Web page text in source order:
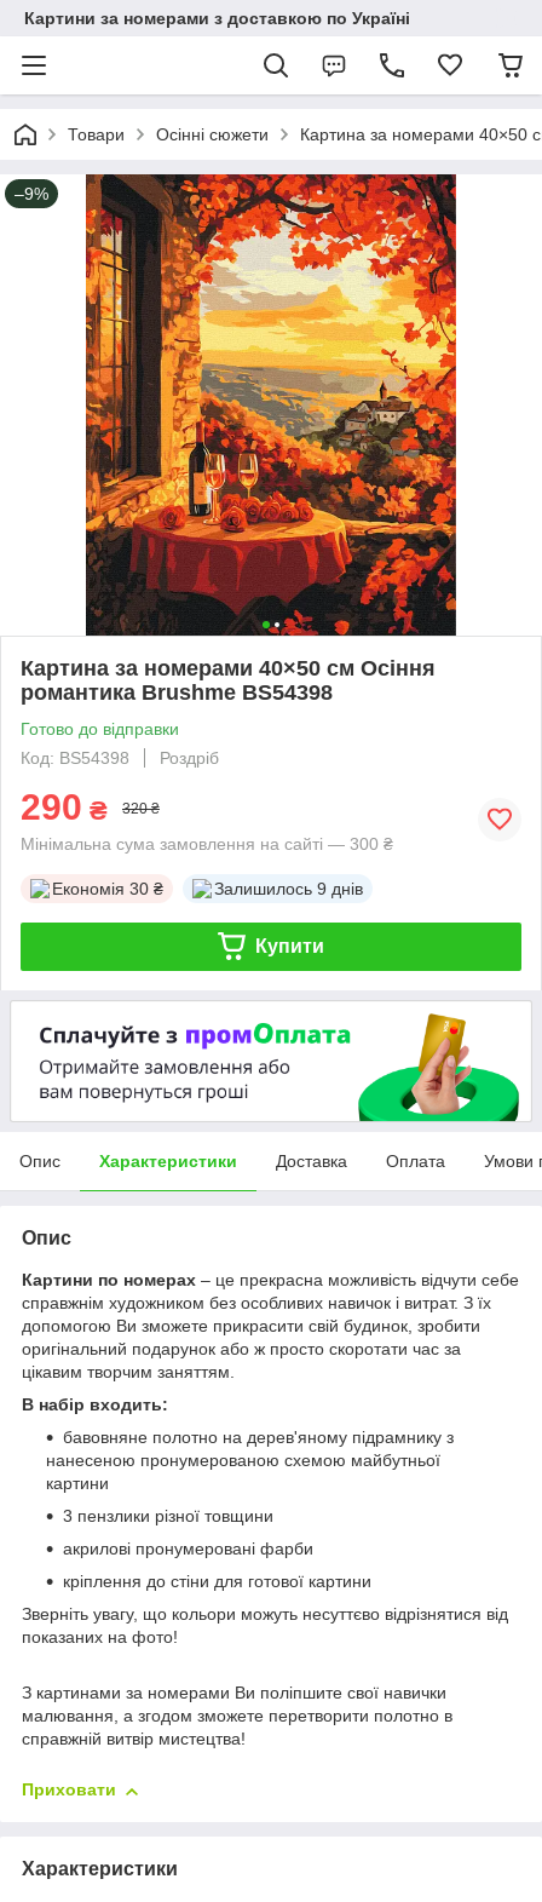
Картини за номерами з доставкою по Україні
Товари Осінні сюжети Картина за номерами 40×50
–9%
Картина за номерами 40×50 см Осіння
романтика Brushme BS54398
Готово до відправки
Код: BS54398
Роздріб
290 ₴ 320 ₴
Мінімальна сума замовлення на сайті — 300 ₴
Економія 30 ₴ Залишилось 9 днів
Купити
Опис Характеристики Доставка Оплата Умови
Опис
Картини по номерах – це прекрасна можливість відчути себе
справжнім художником без особливих навичок і витрат. З їх
допомогою Ви зможете прикрасити свій будинок, зробити
оригінальний подарунок або ж просто скоротати час за
цікавим творчим заняттям.
В набір входить:
бавовняне полотно на дерев'яному підрамнику з
нанесеною пронумерованою схемою майбутньої
картини
3 пензлики різної товщини
акрилові пронумеровані фарби
кріплення до стіни для готової картини
Зверніть увагу, що кольори можуть несуттєво відрізнятися від
показаних на фото!
З картинами за номерами Ви поліпшите свої навички
малювання, а згодом зможете перетворити полотно в
справжній витвір мистецтва!
Приховати
Характеристики